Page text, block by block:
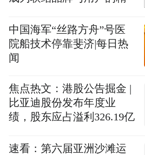
中国海军“丝路方舟”号医
院船技术停靠斐济|每日热
闻
焦点热文：港股公告掘金 |
比亚迪股份发布年度业
绩，股东应占溢利326.19亿
至634亿元
速看：第六届亚洲沙滩运